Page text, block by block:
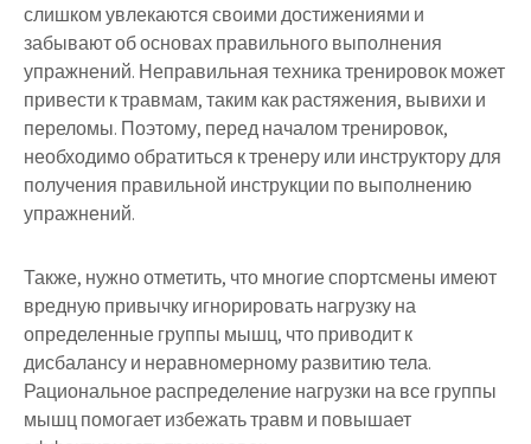
слишком увлекаются своими достижениями и
забывают об основах правильного выполнения
упражнений. Неправильная техника тренировок может
привести к травмам, таким как растяжения, вывихи и
переломы. Поэтому, перед началом тренировок,
необходимо обратиться к тренеру или инструктору для
получения правильной инструкции по выполнению
упражнений.
Также, нужно отметить, что многие спортсмены имеют
вредную привычку игнорировать нагрузку на
определенные группы мышц, что приводит к
дисбалансу и неравномерному развитию тела.
Рациональное распределение нагрузки на все группы
мышц помогает избежать травм и повышает